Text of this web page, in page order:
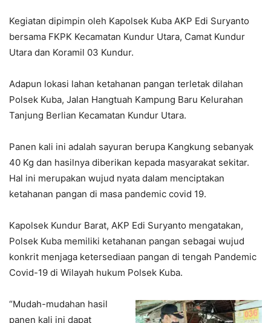
Kegiatan dipimpin oleh Kapolsek Kuba AKP Edi Suryanto
bersama FKPK Kecamatan Kundur Utara, Camat Kundur
Utara dan Koramil 03 Kundur.
Adapun lokasi lahan ketahanan pangan terletak dilahan
Polsek Kuba, Jalan Hangtuah Kampung Baru Kelurahan
Tanjung Berlian Kecamatan Kundur Utara.
Panen kali ini adalah sayuran berupa Kangkung sebanyak
40 Kg dan hasilnya diberikan kepada masyarakat sekitar.
Hal ini merupakan wujud nyata dalam menciptakan
ketahanan pangan di masa pandemic covid 19.
Kapolsek Kundur Barat, AKP Edi Suryanto mengatakan,
Polsek Kuba memiliki ketahanan pangan sebagai wujud
konkrit menjaga ketersediaan pangan di tengah Pandemic
Covid-19 di Wilayah hukum Polsek Kuba.
“Mudah-mudahan hasil
panen kali ini dapat